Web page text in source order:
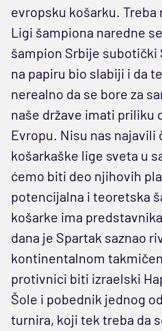
evropsku košarku. Treba
Ligi šampiona naredne
šampion Srbije subotički
na papiru bio slabiji i da
nerealno da se bore za
naše države imati priliku
Evropu. Nisu nas najavili
košarkaške lige sveta u
ćemo biti deo njihovih
potencijalna i teoretska
košarke ima
dana je Spartak saznao
kontinentalnom
protivnici biti izraelski
Šole i pobednik jednog
turnira, koji tek treba da